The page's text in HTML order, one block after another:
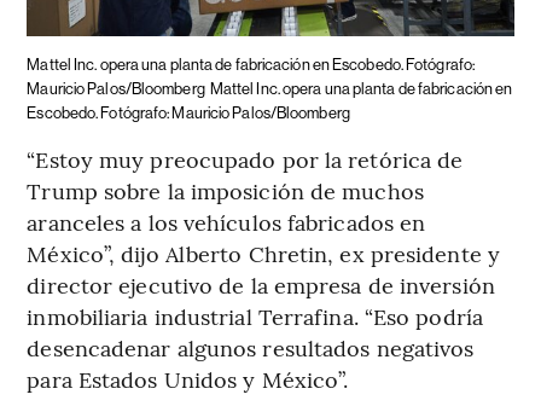
Mattel Inc. opera una planta de fabricación en Escobedo. Fotógrafo:
Mauricio Palos/Bloomberg Mattel Inc. opera una planta de fabricación en
Escobedo. Fotógrafo: Mauricio Palos/Bloomberg
“Estoy muy preocupado por la retórica de
Trump sobre la imposición de muchos
aranceles a los vehículos fabricados en
México”, dijo Alberto Chretin, ex presidente y
director ejecutivo de la empresa de inversión
inmobiliaria industrial Terrafina. “Eso podría
desencadenar algunos resultados negativos
para Estados Unidos y México”.